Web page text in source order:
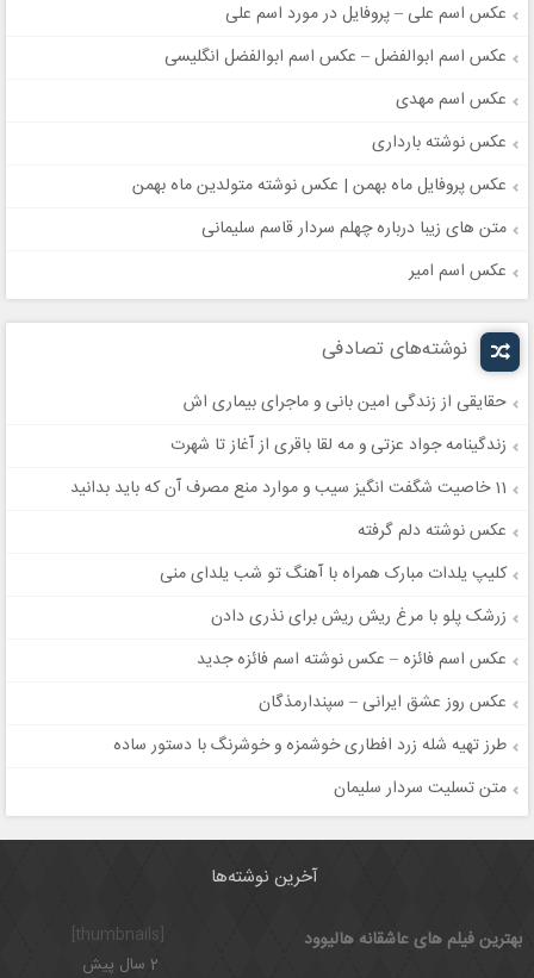
عکس اسم علی – پروفایل در مورد اسم علی
عکس اسم ابوالفضل – عکس اسم ابوالفضل انگلیسی
عکس اسم مهدی
عکس نوشته بارداری
عکس پروفایل ماه بهمن | عکس نوشته متولدین ماه بهمن
متن های زیبا درباره چهلم سردار قاسم سلیمانی
عکس اسم امیر
نوشته‌های تصادفی
حقایقی از زندگی امین بانی و ماجرای بیماری اش
زندگینامه جواد عزتی و مه لقا باقری از آغاز تا شهرت
11 خاصیت شگفت انگیز سیب و موارد منع مصرف آن که باید بدانید
عکس نوشته دلم گرفته
کلیپ‌ یلدات مبارک همراه با آهنگ تو شب یلدای منی
زرشک پلو با مرغ ریش ریش برای نذری دادن
عکس اسم فائزه – عکس نوشته اسم فائزه جدید
عکس روز عشق ایرانی – سپندارمذگان
طرز تهیه شله زرد افطاری خوشمزه و خوشرنگ با دستور ساده
متن تسلیت سردار سلیمان
آخرین نوشته‌ها
بهترین فیلم های عاشقانه هالیوود
2 سال پیش